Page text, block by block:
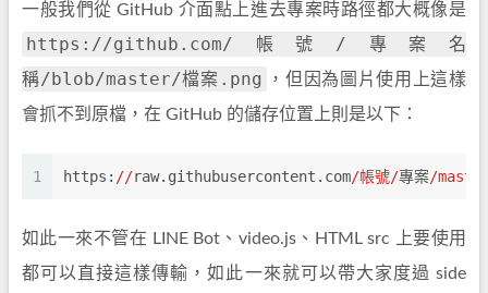
一般我們從 GitHub 介面點上進去專案時路徑都大概像是
https://github.com/帳號/專案名
稱/blob/master/檔案.png
，但因為圖片使用上這樣
會抓不到原檔，在 GitHub 的儲存位置上則是以下：
1 https: //raw.githubusercontent.com/帳號/專案/
如此一來不管在 LINE Bot、video.js、HTML src 上要使用
都可以直接這樣傳輸，如此一來就可以帶大家度過 side